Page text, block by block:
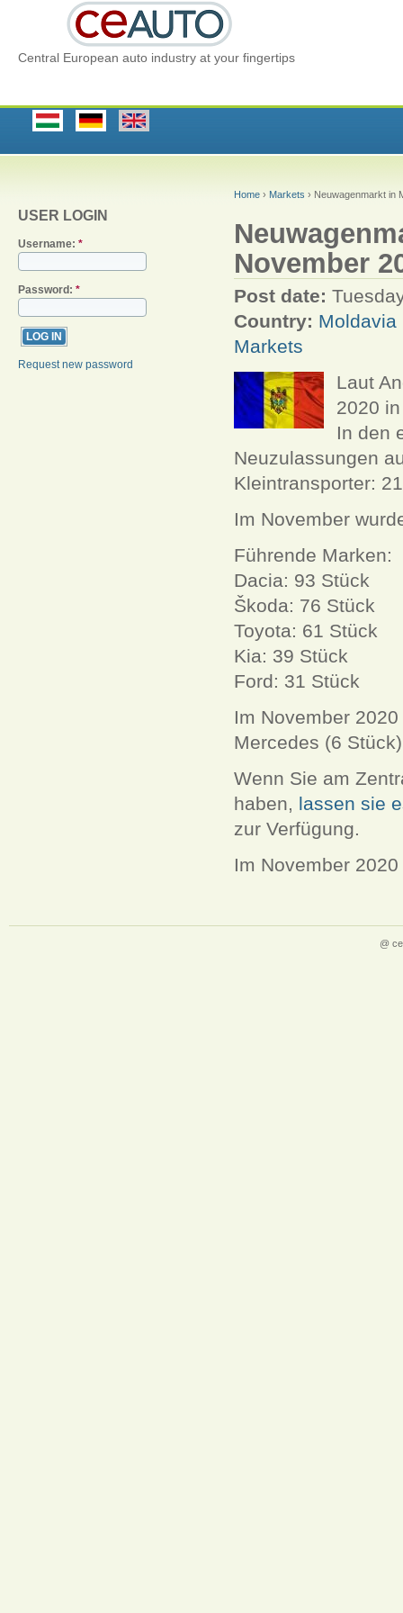
Central European auto industry at your fingertips
USER LOGIN
Username: *
Password: *
Request new password
Home › Markets › Neuwagenmarkt in
November
Post date:
Country: Moldavia
Markets
Laut
2020
In den
Neuzulassungen
Kleintransporter:
Im November
Führende Marken:
Dacia: 93 Stück
Škoda: 76 Stück
Toyota: 61 Stück
Kia: 39 Stück
Ford: 31 Stück
Im November
Mercedes (6
Wenn Sie am
haben, lassen sie
zur Verfügung.
Im November
@